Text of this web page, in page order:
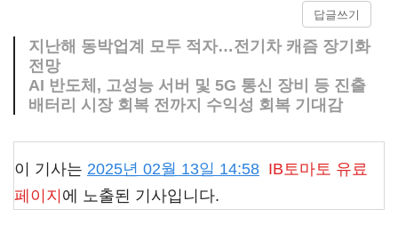
답글쓰기
지난해 동박업계 모두 적자…전기차 캐즘 장기화
전망
AI 반도체, 고성능 서버 및 5G 통신 장비 등 진출
배터리 시장 회복 전까지 수익성 회복 기대감
이 기사는 2025년 02월 13일 14:58 IB토마토 유료
페이지 에 노출된 기사입니다.